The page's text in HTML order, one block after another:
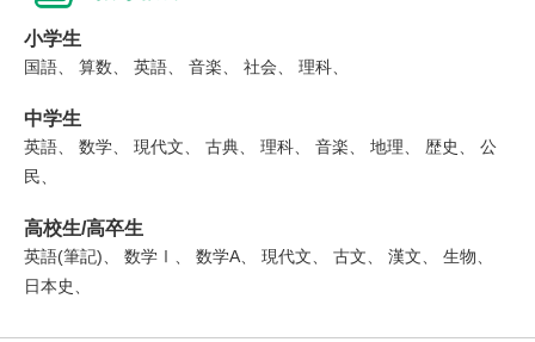
小学生
国語、 算数、 英語、 音楽、 社会、 理科、
中学生
英語、 数学、 現代文、 古典、 理科、 音楽、 地理、 歴史、 公
民、
高校生/高卒生
英語(筆記)、 数学Ⅰ、 数学A、 現代文、 古文、 漢文、 生物、
日本史、